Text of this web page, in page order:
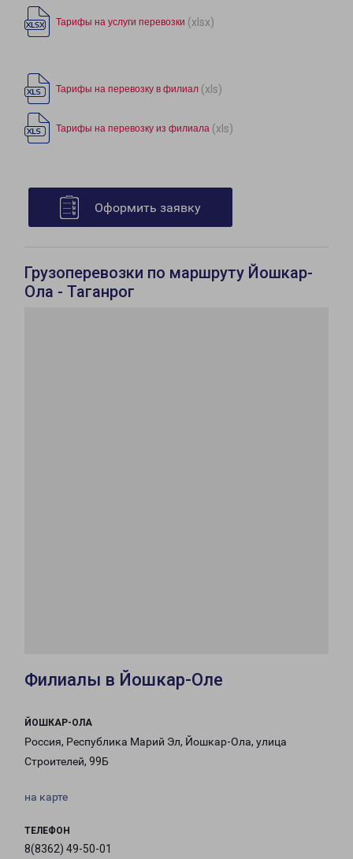
Тарифы на услуги перевозки (xlsx)
Тарифы на перевозку в филиал (xls)
Тарифы на перевозку из филиала (xls)
Оформить заявку
Грузоперевозки по маршруту Йошкар-
Ола - Таганрог
Филиалы в Йошкар-Оле
ЙОШКАР-ОЛА
Россия, Республика Марий Эл, Йошкар-Ола, улица
Строителей, 99Б
на карте
ТЕЛЕФОН
8(8362) 49-50-01